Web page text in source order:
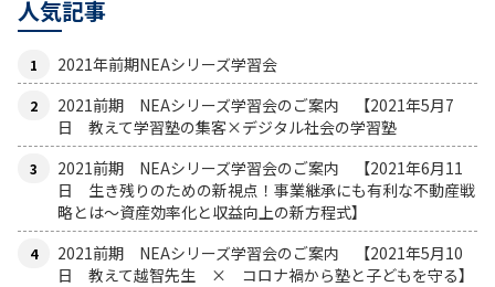
人気記事
2021年前期NEAシリーズ学習会
2021前期 NEAシリーズ学習会のご案内 【2021年5月7
日 教えて学習塾の集客×デジタル社会の学習塾
2021前期 NEAシリーズ学習会のご案内 【2021年6月11
日 生き残りのための新視点！事業継承にも有利な不動産戦
略とは〜資産効率化と収益向上の新方程式】
2021前期 NEAシリーズ学習会のご案内 【2021年5月10
日 教えて越智先生 × コロナ禍から塾と子どもを守る】